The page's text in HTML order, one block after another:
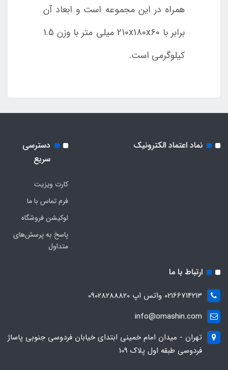
همراه در این مجموعه است و ابعاد آن
برابر با 210x180x60 میلی متر با وزن 1.5
کیلوگرمی است.
نماد اعتماد الکترونیک
دسترسی
سریع
کارت ویزیت
فرم تماس با ما
لوکیشن فروشگاه
پاسخ به پرسش‌های
متداول
ارتباط با ما
02166714213 واتس اپ 09028288820
info@omashin.com
تهران - میدان امام خمینی ابتدای خیابان فردوسی جنوبی پاساژ
فردوسی طبقه اول پلاک 109